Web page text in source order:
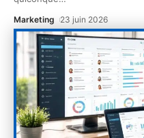
Marketing 23 juin 2026